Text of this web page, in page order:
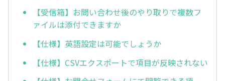
【受信箱】お問い合わせ後のやり取りで複数フ
ァイルは添付できますか
【仕様】英語設定は可能でしょうか
【仕様】CSVエクスポートで項目が反映されない